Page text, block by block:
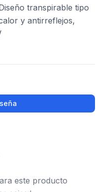
transpirable tipo
y antirreflejos,
este producto